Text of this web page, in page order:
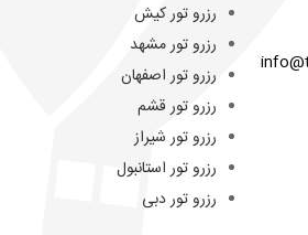
رزرو تور کیش
رزرو تور مشهد
رزرو تور اصفهان
رزرو تور قشم
رزرو تور شیراز
رزرو تور استانبول
رزرو تور دبی